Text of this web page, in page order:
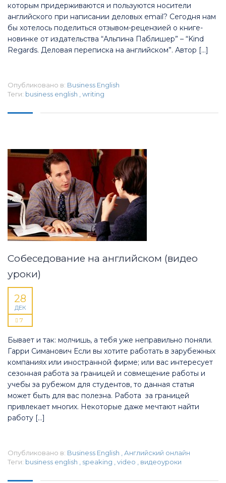
которым придерживаются и пользуются носители
английского при написании деловых email? Сегодня нам
бы хотелось поделиться отзывом-рецензией о книге-
новинке от издательства “Альпина Паблишер” – “Kind
Regards. Деловая переписка на английском”. Автор […]
Опубликовано в: Business English
Теги: business english ,writing
Собеседование на английском (видео
уроки)
28
ДЕК
7
Бывает и так: молчишь, а тебя уже неправильно поняли.
Гарри Симанович Если вы хотите работать в зарубежных
компаниях или иностранной фирме; или вас интересует
сезонная работа за границей и совмещение работы и
учебы за рубежом для студентов, то данная статья
может быть для вас полезна. Работа за границей
привлекает многих. Некоторые даже мечтают найти
работу […]
Опубликовано в: Business English ,Английский онлайн
Теги: business english , speaking ,video , видеоуроки